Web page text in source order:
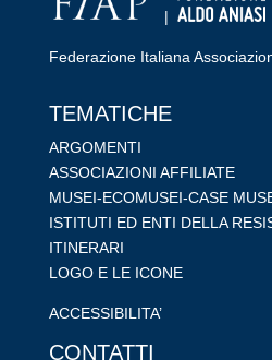
|
Federazione Italiana
TEMATICHE
ARGOMENTI
ASSOCIAZIONI AFFILIATE
MUSEI-ECOMUSEI-CASE
ISTITUTI ED ENTI DELLA
ITINERARI
LOGO E LE ICONE
ACCESSIBILITA’
CONTATTI
RIPRISTINA
-A 100% +A
Alto Contrasto
Modalità Scura
Disattiva Immagini
Evidenzia Link